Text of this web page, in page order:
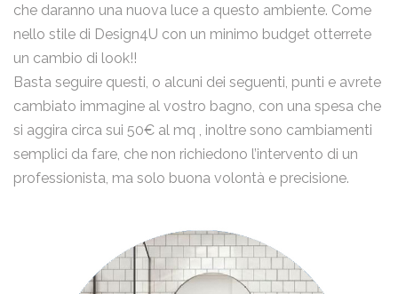
che daranno una nuova luce a questo ambiente. Come
nello stile di Design4U con un minimo budget otterrete
un cambio di look!!
Basta seguire questi, o alcuni dei seguenti, punti e avrete
cambiato immagine al vostro bagno, con una spesa che
si aggira circa sui 50€ al mq , inoltre sono cambiamenti
semplici da fare, che non richiedono l’intervento di un
professionista, ma solo buona volontà e precisione.